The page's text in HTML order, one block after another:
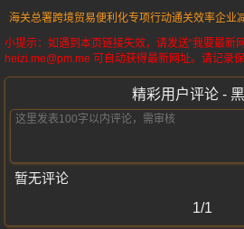
海关总署跨境贸易便利化专项行动通关效率企业
小提示：如遇到本页链接失效，请发送“我要最新
heizi.me@pm.me 可自动获得最新网址。请记录
精彩用户评论 -
暂无评论
1/1